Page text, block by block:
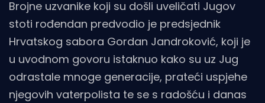
Brojne uzvanike koji su došli uveličati Jugov
stoti rođendan predvodio je predsjednik
Hrvatskog sabora Gordan Jandroković, koji je
u uvodnom govoru istaknuo kako su uz Jug
odrastale mnoge generacije, prateći uspjehe
njegovih vaterpolista te se s radošću i danas